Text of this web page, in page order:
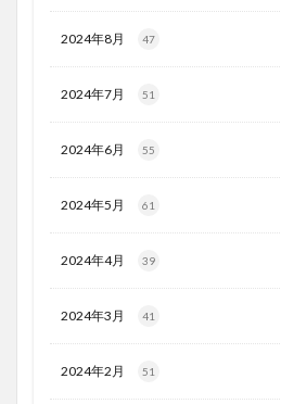
2024年8月 47
2024年7月 51
2024年6月 55
2024年5月 61
2024年4月 39
2024年3月 41
2024年2月 51